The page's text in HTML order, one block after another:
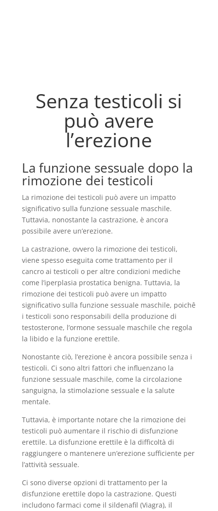
Senza testicoli si
può avere
l’erezione
La funzione sessuale dopo la
rimozione dei testicoli
La rimozione dei testicoli può avere un impatto
significativo sulla funzione sessuale maschile.
Tuttavia, nonostante la castrazione, è ancora
possibile avere un’erezione.
La castrazione, ovvero la rimozione dei testicoli,
viene spesso eseguita come trattamento per il
cancro ai testicoli o per altre condizioni mediche
come l’iperplasia prostatica benigna. Tuttavia, la
rimozione dei testicoli può avere un impatto
significativo sulla funzione sessuale maschile, poichê
i testicoli sono responsabili della produzione di
testosterone, l’ormone sessuale maschile che regola
la libido e la funzione erettile.
Nonostante ciò, l’erezione è ancora possibile senza i
testicoli. Ci sono altri fattori che influenzano la
funzione sessuale maschile, come la circolazione
sanguigna, la stimolazione sessuale e la salute
mentale.
Tuttavia, è importante notare che la rimozione dei
testicoli può aumentare il rischio di disfunzione
erettile. La disfunzione erettile è la difficoltà di
raggiungere o mantenere un’erezione sufficiente per
l’attività sessuale.
Ci sono diverse opzioni di trattamento per la
disfunzione erettile dopo la castrazione. Questi
includono farmaci come il sildenafil (Viagra), il